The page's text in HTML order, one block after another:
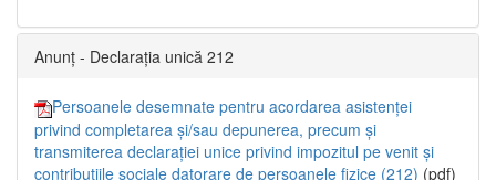
Anunț - Declarația unică 212
Persoanele desemnate pentru acordarea asistenței
privind completarea și/sau depunerea, precum și
transmiterea declarației unice privind impozitul pe venit și
contribuțiile sociale datorare de persoanele fizice (212) (pdf)